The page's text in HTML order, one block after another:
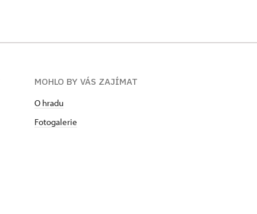
MOHLO BY VÁS ZAJÍMAT
O hradu
Fotogalerie